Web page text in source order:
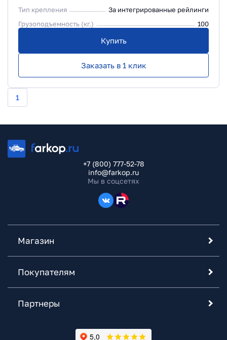
Тип крепления
За интегрированные рейлинги
Грузоподъемность (кг.)
100
Купить
Заказать в 1 клик
1
+7 (800) 777-52-78
info@farkop.ru
Мы в соцсетях
Магазин
Покупателям
Партнеры